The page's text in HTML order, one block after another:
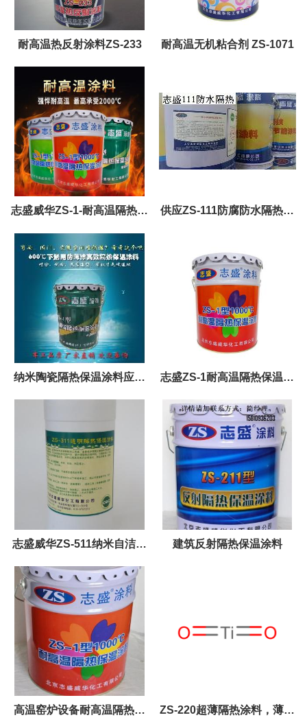
耐高温热反射涂料ZS-233 耐高温无机粘合剂 ZS-1071
志盛威华ZS-1-耐高温隔热保 供应ZS-111防腐防水隔热保
纳米陶瓷隔热保温涂料应用
销
志盛ZS-1耐高温隔热保温涂
料
志盛威华ZS-511纳米自洁涂
料
建筑反射隔热保温涂料
高温窑炉设备耐高温隔热保 ZS-220超薄隔热涂料，薄层